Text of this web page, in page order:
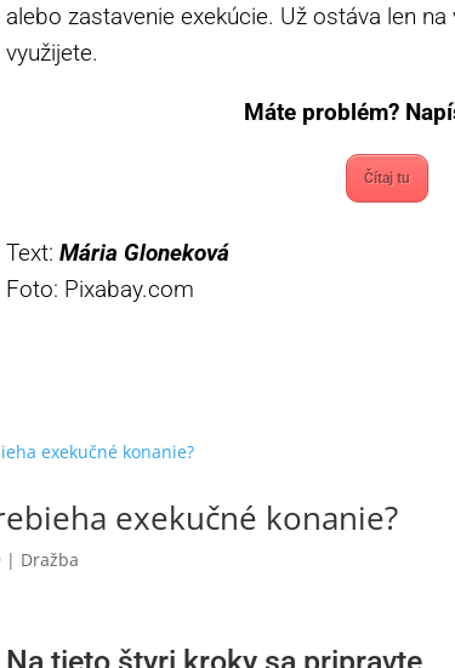
alebo zastavenie exekúcie. Už ostáva len
využijete.
Máte problém?
Čítaj tu
Text: Mária Gloneková
Foto: Pixabay.com
exekučné konanie?
| Dražba